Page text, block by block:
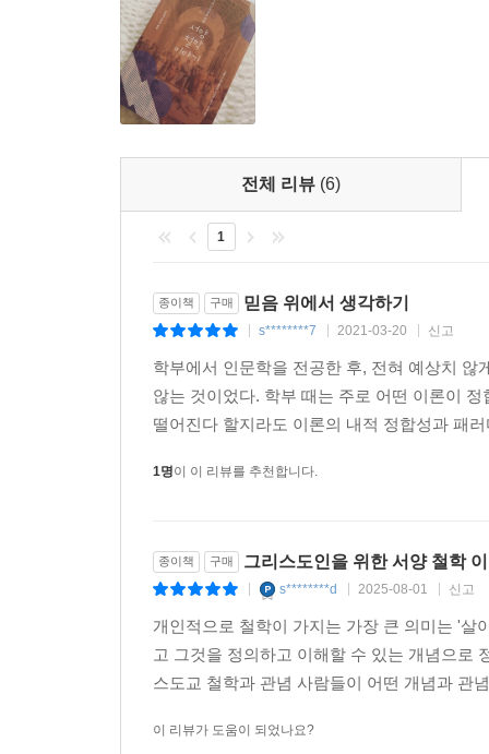
아름다움, 설명력을 명료하게 진술하는 데 정통
안내자에게서 기대할 수 있는 풍성함과 섬세함과
- 폴 코판 (팜 비치 애틀랜틱 대학교 철학과 윤리학
바르톨로뮤와 고힌은 기독교 철학을 위한 분명
그리스도인들을 위한 이상적인 교재지만, 특히
학생이나 교수에게 적합하다. 이 책은 균형 잡힌
- 찰스 탈리아페로 (세인트 올라프 칼리지 철학 교
두어야 한다. 이 책만큼 명료하고도 폭넓은, 또한
다루어 가는 입문서를 보지 못했다.
바르톨로뮤와 고힌의 책에는 주목할 만한 강점
신중하다. 자신들이 다루는 다양한 철학을 하나
신칼뱅주의 관점에서 인상적인 철학 입문을 제
- 루크 스탬프스 (클램프 신학대학원 부교수,
기독교인들이 철학을 진지하게 받아들이는 일
준다.…지금은 그리스도인이 철학적 논의를 하며
철학 사상에 관한 기본 시야를 제공한다.…바르톨
전체 리뷰 (6)
1
종이책 구매 믿음 위에서 생각하기
s********7 2021-03-20 신고
학부에서 인문학을 전공한 후, 전혀 예상치
않는 것이었다. 학부 때는 주로 어떤 이론이
떨어진다 할지라도 이론의 내적 정합성과 패
1명이 이 리뷰를 추천합니다.
종이책 구매 그리스도인을 위한 서양 철학
s********d 2025-08-01 신고
개인적으로 철학이 가지는 가장 큰 의미는 '살
고 그것을 정의하고 이해할 수 있는 개념으로
스도교 철학과 관념 사람들이 어떤 개념과 관
이 리뷰가 도움이 되었나요?